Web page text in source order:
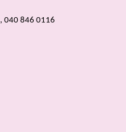
, 040 846 0116